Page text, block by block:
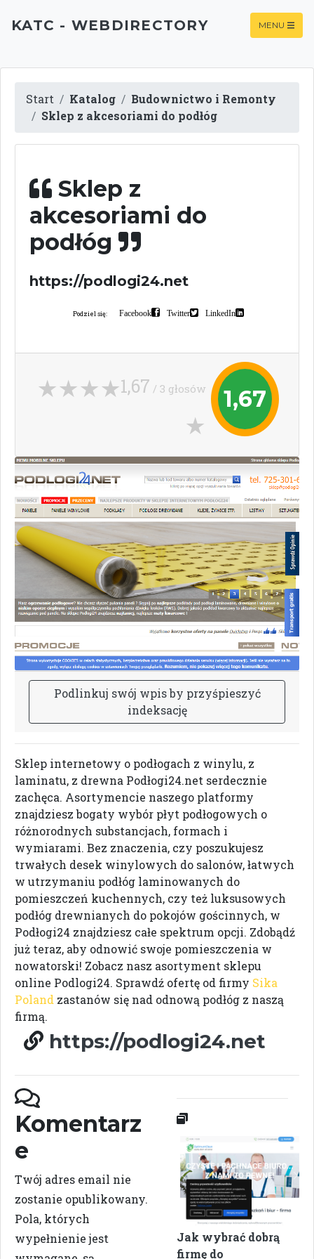
KATC - WEBDIRECTORY MENU
Start Katalog
Budownictwo i Remonty
Sklep z akcesoriami do podłóg
Sklep z
akcesoriami do
podłóg
https://podlogi24.net
Podziel się: Facebook Twitter LinkedIn
1,67
1,67 / 3 głosów
Podlinkuj swój wpisby przyśpieszyć
indeksację
Sklep internetowy o podłogach z winylu, z
laminatu, z drewna Podłogi24.net serdecznie
zachęca. Asortymencie naszego platformy
znajdziesz bogaty wybór płyt podłogowych o
różnorodnych substancjach, formach i
wymiarami. Bez znaczenia, czy poszukujesz
trwałych desek winylowych do salonów, łatwych
w utrzymaniu podłóg laminowanych do
pomieszczeń kuchennych, czy też luksusowych
podłóg drewnianych do pokojów gościnnych, w
Podłogi24 znajdziesz całe spektrum opcji. Zdobądź
już teraz, aby odnowić swoje pomieszczenia w
nowatorski! Zobacz nasz asortyment sklepu
online Podlogi24. Sprawdź ofertę od firmy Sika
Poland zastanów się nad odnową podłóg z naszą
firmą.
https://podlogi24.net
Komentarz
e
Twój adres email nie
zostanie opublikowany.
Pola, których
wypełnienie jest
Jak wybrać dobrą
firmę do